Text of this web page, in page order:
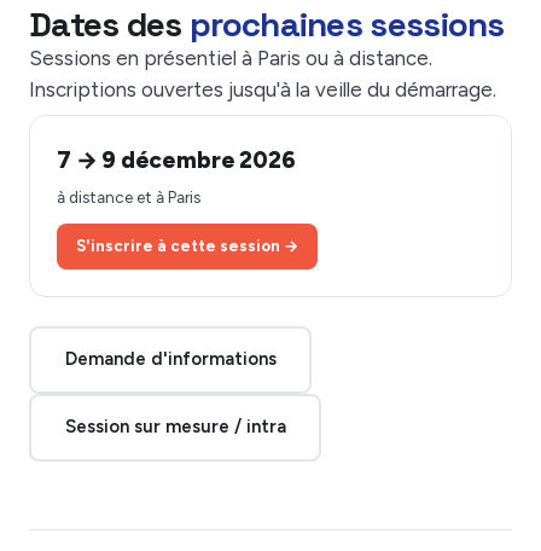
Dates des prochaines sessions
Sessions en présentiel à Paris ou à distance.
Inscriptions ouvertes jusqu'à la veille du démarrage.
7 → 9 décembre 2026
à distance et à Paris
S'inscrire à cette session →
Demande d'informations
Session sur mesure / intra